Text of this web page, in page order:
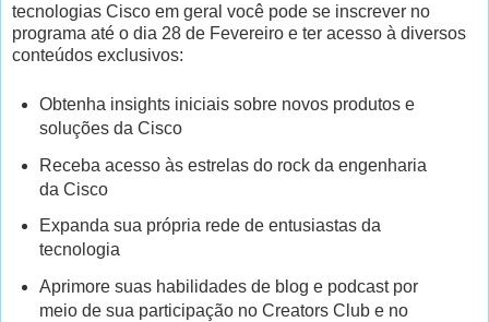
tecnologias Cisco em geral você pode se inscrever no
programa até o dia 28 de Fevereiro e ter acesso à diversos
conteúdos exclusivos:
Obtenha insights iniciais sobre novos produtos e
soluções da Cisco
Receba acesso às estrelas do rock da engenharia
da Cisco
Expanda sua própria rede de entusiastas da
tecnologia
Aprimore suas habilidades de blog e podcast por
meio de sua participação no Creators Club e no